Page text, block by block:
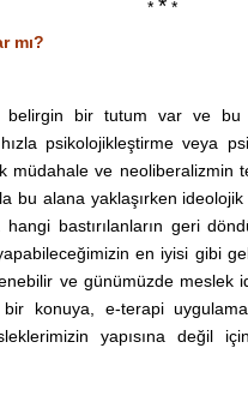
* * *
mı?
bir tutum var ve bu
psikolojikleştirme veya
müdahale ve
bu alana yaklaşırken
bastırılanların geri
en iyisi gibi
ve günümüzde meslek
konuya, e-terapi
yapısına değil